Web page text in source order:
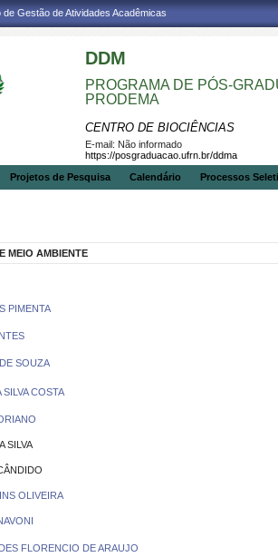
Gestão de Atividades Acadêmicas
DDM
PROGRAMA DE PÓS-
PRODEMA
CENTRO DE BIOCIÊNCIAS
E-mail: Não informado
https://posgraduacao.ufrn.br/ddma
Projetos de Pesquisa Calendário Processos
MEIO AMBIENTE
PIMENTA
SOUZA
COSTA
SILVA
OLIVEIRA
FLORENCIO DE ARAUJO